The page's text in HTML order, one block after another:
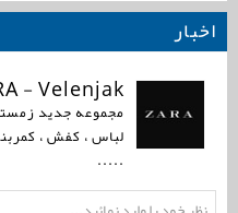
اخبار
- Velenjak
مجموعه جدید زمستانه 2014 با
لباس ، کفش ،
.....